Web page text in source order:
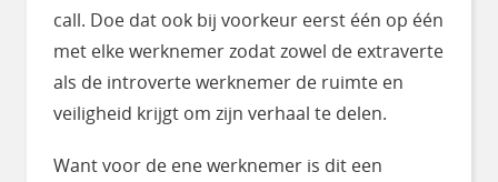
call. Doe dat ook bij voorkeur eerst één op één
met elke werknemer zodat zowel de extraverte
als de introverte werknemer de ruimte en
veiligheid krijgt om zijn verhaal te delen.
Want voor de ene werknemer is dit een